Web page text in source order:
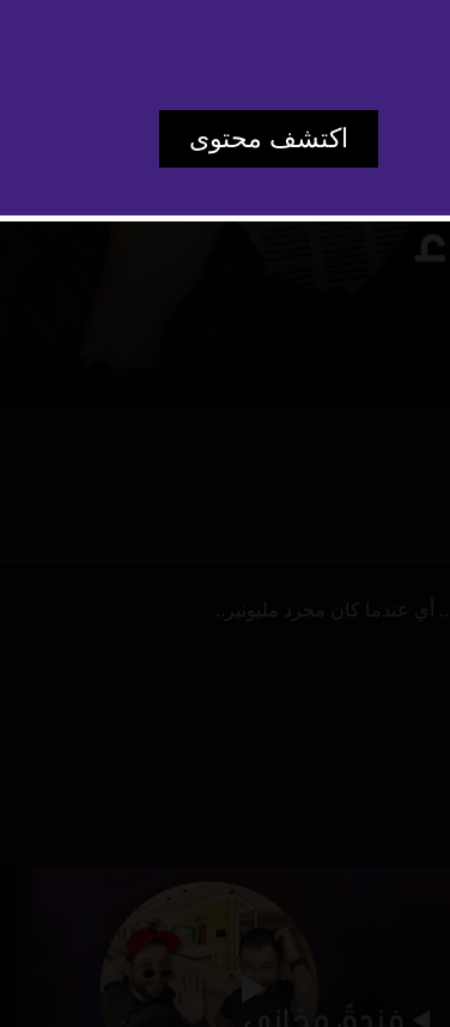
Play
Video
أي عندما كان مجرد مليونير..
اكتشف محتوى